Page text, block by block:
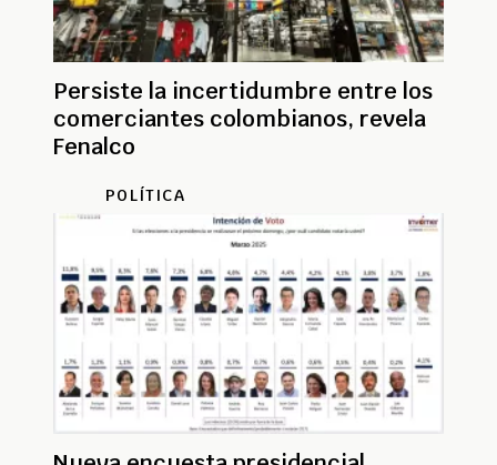
Persiste la incertidumbre entre los
comerciantes colombianos, revela
Fenalco
POLÍTICA